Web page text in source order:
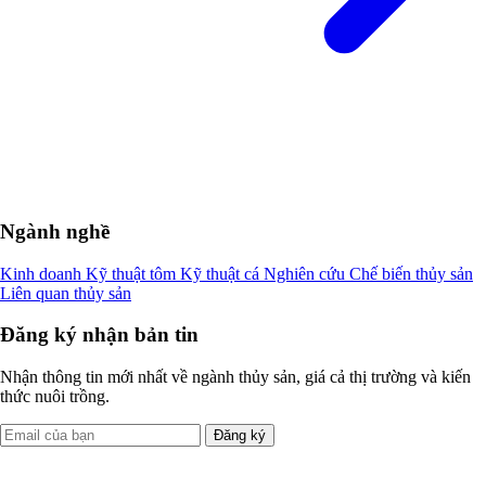
Ngành nghề
Kinh doanh Kỹ thuật tôm Kỹ thuật cá Nghiên cứu Chế biến thủy sản
Liên quan thủy sản
Đăng ký nhận bản tin
Nhận thông tin mới nhất về ngành thủy sản, giá cả thị trường và kiến
thức nuôi trồng.
Đăng ký